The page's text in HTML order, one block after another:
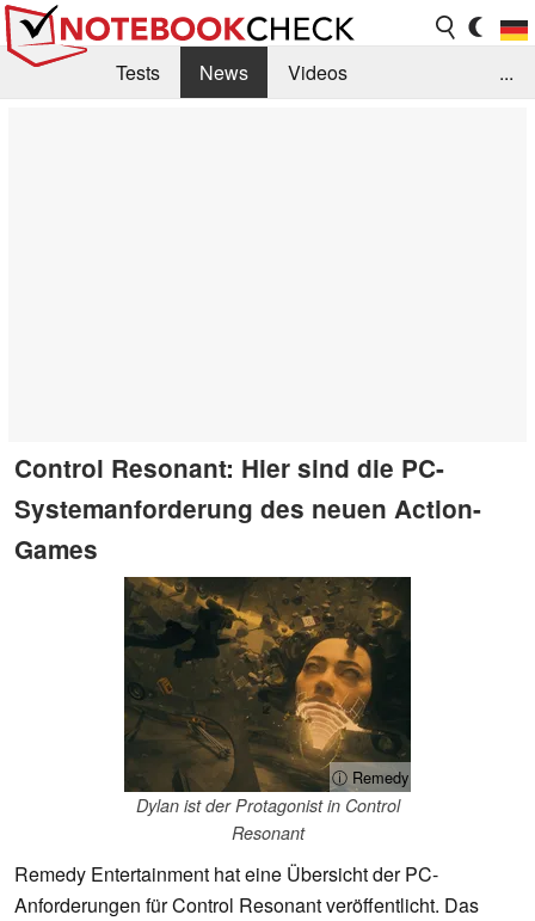
Tests News
Videos
...
Control Resonant: Hier sind die PC-
Systemanforderung des neuen Action-
Games
ⓘ Remedy
Dylan ist der Protagonist in Control
Resonant
Remedy Entertainment hat eine Übersicht der PC-
Anforderungen für Control Resonant veröffentlicht. Das